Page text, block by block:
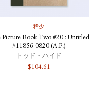
稀少
Picture Book Two #20 : Untitled
#11856-0820 (A.P.)
トッド・ハイド
$104.61